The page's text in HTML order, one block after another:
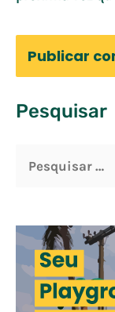
Pesquisar
q
u